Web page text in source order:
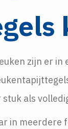
zijn er
stuk als
in meerdere